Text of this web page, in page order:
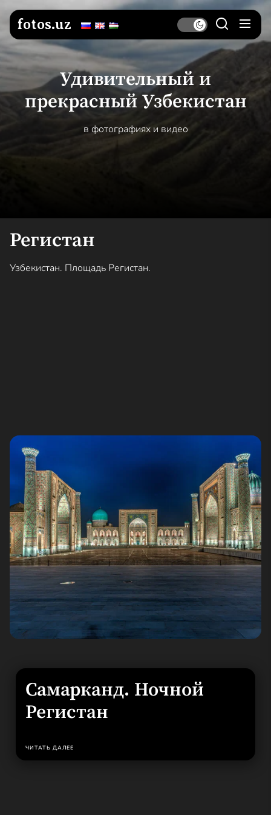
Перейти
содержимому
Удивительный и
прекрасный Узбекистан
в фотографиях и видео
fotos.uz
Регистан
Узбекистан. Площадь Регистан.
Самарканд. Ночной
Регистан
ЧИТАТЬ ДАЛЕЕ